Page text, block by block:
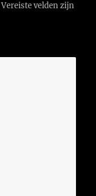
Vereiste velden zijn